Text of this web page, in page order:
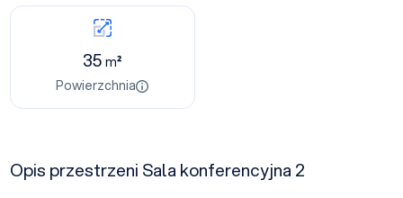
35m²
Powierzchnia
Opis przestrzeni Sala konferencyjna 2